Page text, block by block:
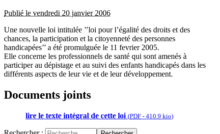
Publié le vendredi 20 janvier 2006
Une nouvelle loi intitulée ’’loi pour l’égalité des droits et des
chances, la participation et la citoyenneté des personnes
handicapées’’ a été promulguée le 11 fevrier 2005.
Elle concerne les professionnels de santé qui sont amenés à
participer au dépistage et au suivi des enfants handicapés dans les
différents aspects de leur vie et de leur développement.
Documents joints
lire le texte intégral de cette loi (PDF - 410.9 kio)